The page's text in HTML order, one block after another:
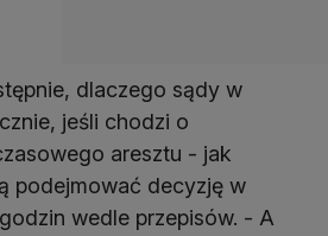
dlaczego sądy w
jeśli chodzi o
aresztu - jak
podejmować decyzję w
wedle przepisów. - A